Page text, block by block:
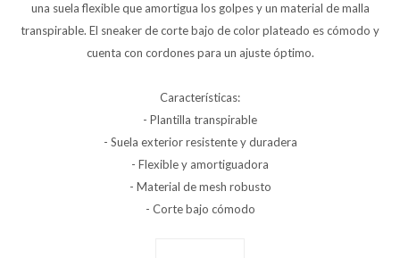
una suela flexible que amortigua los golpes y un material de malla
transpirable. El sneaker de corte bajo de color plateado es cómodo y
cuenta con cordones para un ajuste óptimo.
Características:
- Plantilla transpirable
- Suela exterior resistente y duradera
- Flexible y amortiguadora
- Material de mesh robusto
- Corte bajo cómodo